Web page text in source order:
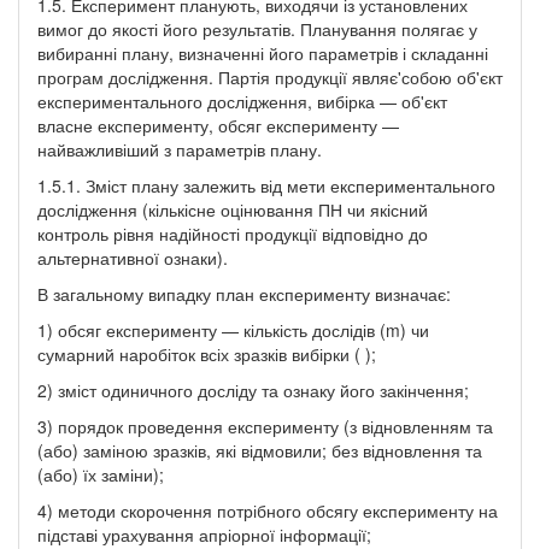
вимог до якості його результатів. Планування полягає у
вибиранні плану, визначенні його параметрів і складанні
програм дослідження. Партія продукції являє'собою об'єкт
експериментального дослідження, вибірка — об'єкт
власне експерименту, обсяг експерименту —
найважливіший з параметрів плану.
1.5.1. Зміст плану залежить від мети експериментального
дослідження (кількісне оцінювання ПН чи якісний
контроль рівня надійності продукції відповідно до
альтернативної ознаки).
В загальному випадку план експерименту визначає:
1) обсяг експерименту — кількість дослідів (m) чи
сумарний наробіток всіх зразків вибірки ( );
2) зміст одиничного досліду та ознаку його закінчення;
3) порядок проведення експерименту (з відновленням та
(або) заміною зразків, які відмовили; без відновлення та
(або) їх заміни);
4) методи скорочення потрібного обсягу експерименту на
підставі урахування апріорної інформації;